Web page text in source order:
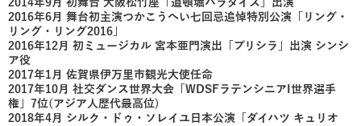
2014年9月 初舞台 大阪松竹座「道頓堀パラダイス」出演
2016年6月 舞台初主演つかこうへい七回忌追悼特別公演「リング・
リング・リング2016」
2016年12月 初ミュージカル 宮本亜門演出「プリシラ」出演 シンシ
ア役
2017年1月 佐賀県伊万里市観光大使任命
2017年10月 社交ダンス世界大会「WDSFラテンシニアI世界選手
権」7位(アジア人歴代最高位)
2018年4月 シルク・ドゥ・ソレイユ日本公演「ダイハツ キュリオ